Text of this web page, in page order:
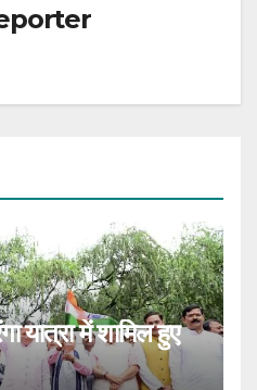
यात्रा में शामिल हुए